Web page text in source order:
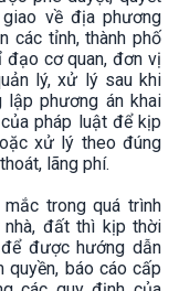
về địa phương
các tỉnh, thành phố
cơ quan, đơn vị
lý, xử lý sau khi
lập phương án khai
pháp luật để kịp
xử lý theo đúng
lãng phí.
trong quá trình
đất thì kịp thời
được hướng dẫn
báo cáo cấp